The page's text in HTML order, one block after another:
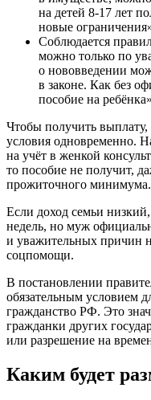
на детей 8-17 лет
новые
Соблюдается
можно только по
о нововведении
в законе. Как без
пособие на
Чтобы получить
условия одновременно.
на учёт в женкой
то пособие не получит,
прожиточного минимума.
Если доход семьи
недель, но муж
и уважительных причин
соцпомощи.
В постановлении
обязательным условием
гражданство РФ. Это
гражданки других
или разрешение на
Каким будет